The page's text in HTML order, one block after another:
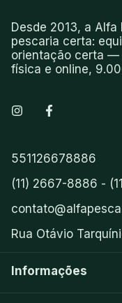
Desde 2013, a
pescaria certa:
orientação certa —
física e online,
551126678886
(11) 2667-8886 -
Rua Otávio
Informações